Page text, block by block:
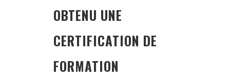
OBTENU UNE
CERTIFICATION DE
FORMATION